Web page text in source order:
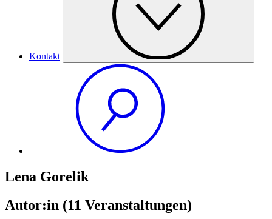
Kontakt
Lena Gorelik
Autor:in (11 Veranstaltungen)